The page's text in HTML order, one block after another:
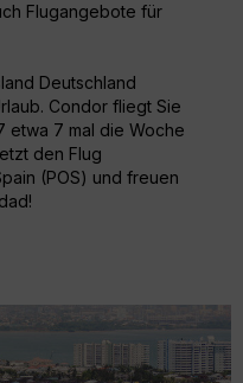
Flugangebote für
Deutschland
Condor fliegt Sie
etwa 7 mal die Woche
den Flug
(POS) und freuen